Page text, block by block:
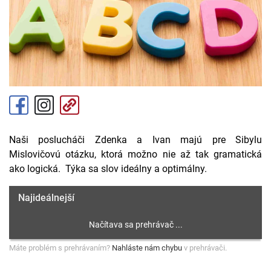
Naši poslucháči Zdenka a Ivan majú pre Sibylu
Mislovičovú otázku, ktorá možno nie až tak gramatická
ako logická. Týka sa slov ideálny a optimálny.
Najideálnejší
Máte problém s prehrávaním? Nahláste nám chybu v prehrávači.